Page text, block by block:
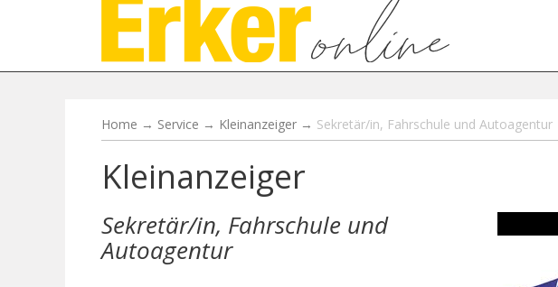
Home → Service → Kleinanzeiger → Sekretär/in, Fahrschule und Autoagentur
Kleinanzeiger
Sekretär/in, Fahrschule und
Autoagentur